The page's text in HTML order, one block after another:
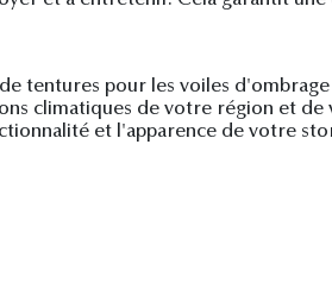
tentures pour les voiles
climatiques de votre région et
et l'apparence de votre